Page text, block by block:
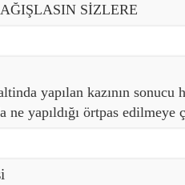
SİZLERE
yapılan kazının sonucu
ne yapıldığı örtpas edilmeye